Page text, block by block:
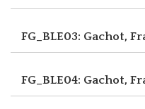
FG_BLE03: Gachot,
FG_BLE04: Gachot,